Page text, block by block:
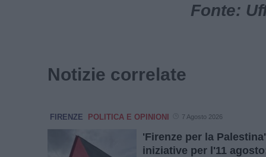
Fonte:
Notizie correlate
FIRENZE POLITICA E OPINIONI 7 Agosto 2026
'Firenze per la
iniziative per l'11